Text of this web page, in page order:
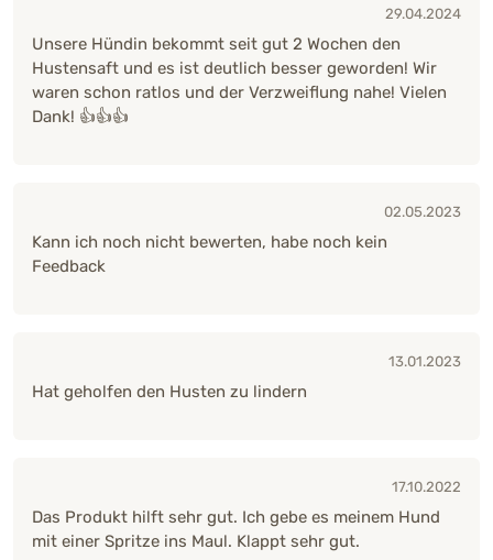
29.04.2024
Unsere Hündin bekommt seit gut 2 Wochen den
Hustensaft und es ist deutlich besser geworden! Wir
waren schon ratlos und der Verzweiflung nahe! Vielen
Dank! 👍👍👍
02.05.2023
Kann ich noch nicht bewerten, habe noch kein
Feedback
13.01.2023
Hat geholfen den Husten zu lindern
17.10.2022
Das Produkt hilft sehr gut. Ich gebe es meinem Hund
mit einer Spritze ins Maul. Klappt sehr gut.